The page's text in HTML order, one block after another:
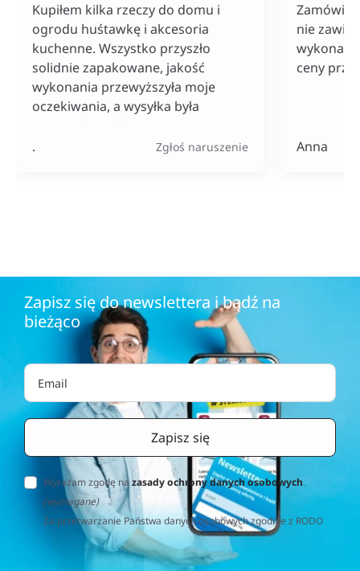
Kupiłem kilka rzeczy do domu i
ogrodu huśtawkę i akcesoria
kuchenne. Wszystko przyszło
solidnie zapakowane, jakość
wykonania przewyższyła moje
oczekiwania, a wysyłka była
naprawdę szybka. Do tego ceny
bardzo konkurencyjne, szczególnie
. Zgłoś naruszenie
nie
ceny
Anna
Zapisz się do newslettera i bądź na
bieżąco
Wyrażam zgodę nazasady ochrony danych osobowych.
(wymagane)
Za przetwarzanie Państwa danych osobowych zgodnie z RODO
(Rozporządzenie o Ochronie Danych Osobowych) odpowiedzialna
jest firma Home&Decor Sp. z o.o., Instalatorów 17/108, 02-237